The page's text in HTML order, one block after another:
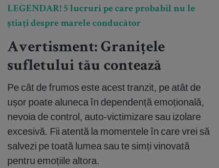
LEGENDAR! 5 lucruri pe care probabil nu le
știați despre marele conducător
Avertisment: Granițele
sufletului tău contează
Pe cât de frumos este acest tranzit, pe atât de
ușor poate aluneca în dependență emoțională,
nevoia de control, auto-victimizare sau izolare
excesivă. Fii atentă la momentele în care vrei să
salvezi pe toată lumea sau te simți vinovată
pentru emoțiile altora.